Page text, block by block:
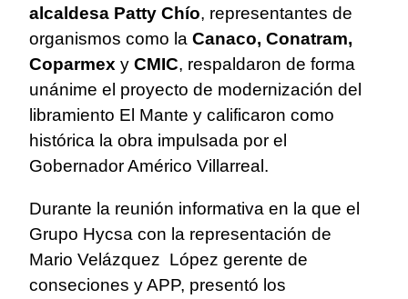
alcaldesa Patty Chío, representantes de
organismos como la Canaco, Conatram,
Coparmex y CMIC, respaldaron de forma
unánime el proyecto de modernización del
libramiento El Mante y calificaron como
histórica la obra impulsada por el
Gobernador Américo Villarreal.
Durante la reunión informativa en la que el
Grupo Hycsa con la representación de
Mario Velázquez López gerente de
conseciones y APP, presentó los